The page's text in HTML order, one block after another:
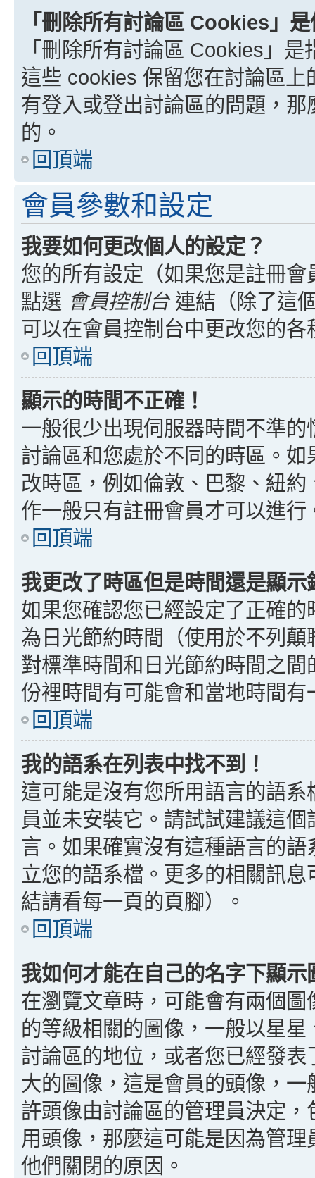
「刪除所有討論區 Cookies」
「刪除所有討論區 Cookies」
這些 cookies 保留您在討論區
有登入或登出討論區的問題，
的。
回頂端
會員參數和設定
我要如何更改個人的設定？
您的所有設定（如果您是註冊
點選 會員控制台連結（除了這
可以在會員控制台中更改您的各
回頂端
顯示的時間不正確！
一般很少出現伺服器時間不準
討論區和您處於不同的時區。
改時區，例如倫敦、巴黎、紐
作一般只有註冊會員才可以進
回頂端
我更改了時區但是時間還是顯示
如果您確認您已經設定了正確
為日光節約時間（使用於不列
對標準時間和日光節約時間之
份裡時間有可能會和當地時間
回頂端
我的語系在列表中找不到！
這可能是沒有您所用語言的語
員並未安裝它。請試試建議這
言。如果確實沒有這種語言的
立您的語系檔。更多的相關訊
結請看每一頁的頁腳）。
回頂端
我如何才能在自己的名字下顯示
在瀏覽文章時，可能會有兩個
的等級相關的圖像，一般以星
討論區的地位，或者您已經發
大的圖像，這是會員的頭像，
許頭像由討論區的管理員決定
用頭像，那麼這可能是因為管
他們關閉的原因。